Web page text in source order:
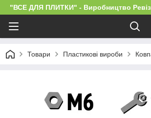
"ВСЕ ДЛЯ ПЛИТКИ" - Виробництво
Товари Пластикові вироби